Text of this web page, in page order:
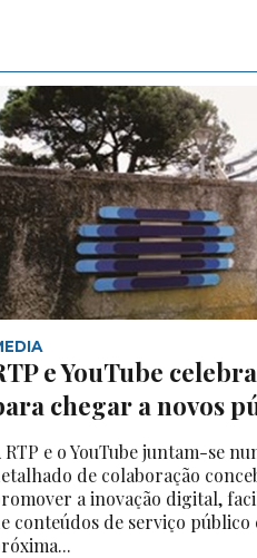
e YouTube
chegar a novos
RTP e o YouTube juntam-se
de colaboração
a inovação digital,
conteúdos de serviço público